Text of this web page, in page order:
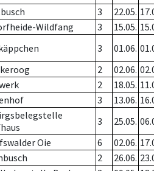
3 22.05.
Wildfang 3 15.05.
3 01.06.
2 02.06.
2 18.05.
3 13.06.
3 25.05.
Oie 6 02.06.
2 26.06.